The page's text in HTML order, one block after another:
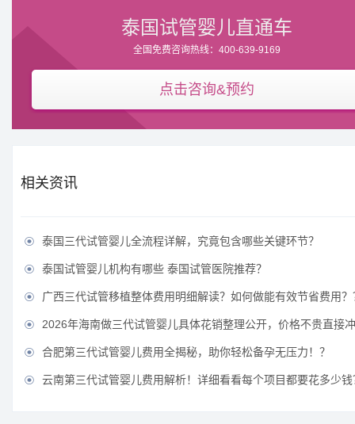
泰国试管婴儿直通车
全国免费咨询热线：400-639-9169
点击咨询&预约
相关资讯
 泰国三代试管婴儿全流程详解，究竟包含哪些关键环节？
 泰国试管婴儿机构有哪些 泰国试管医院推荐？
 广西三代试管移植整体费用明细解读？如何做能有效节省费用？
 2026年海南做三代试管婴儿具体花销整理公开，价格不贵直接
 合肥第三代试管婴儿费用全揭秘，助你轻松备孕无压力！？
 云南第三代试管婴儿费用解析！详细看看每个项目都要花多少钱